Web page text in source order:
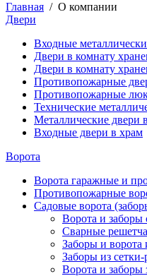
Главная / О компании
Двери
Входные
Двери в комнату
Двери в комнату
Противопожарные
Противопожарные
Технические
Металлические двери
Входные двери в храм
Ворота
Ворота гаражные и
Противопожарные
Садовые ворота
Ворота и заборы
Сварные
Заборы и ворота
Заборы из сетки-
Ворота и заборы